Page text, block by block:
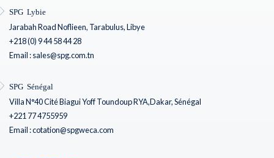
SPG Lybie
Jarabah Road Noflieen, Tarabulus, Libye
+218 (0) 9 44 58 44 28
Email : sales@spg.com.tn
SPG Sénégal
Villa N°40 Cité Biagui Yoff Toundoup RYA,Dakar, Sénégal
+221 77 4755959
Email : cotation@spgweca.com